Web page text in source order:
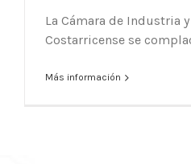
La Cámara de Industria
Costarricense se
Más información